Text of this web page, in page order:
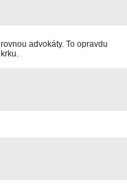
advokáty. To opravdu